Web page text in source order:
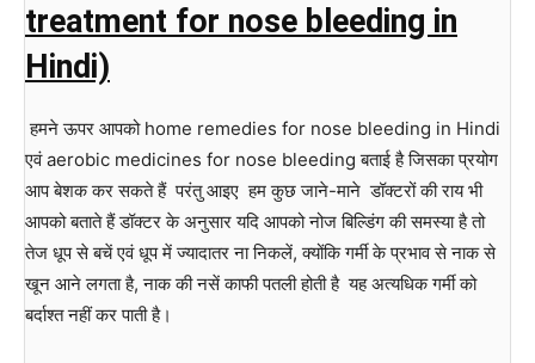
treatment for nose bleeding in
Hindi)
हमने ऊपर आपको home remedies for nose bleeding in Hindi
एवं aerobic medicines for nose bleeding बताई है जिसका प्रयोग
आप बेशक कर सकते हैं परंतु आइए हम कुछ जाने-माने डॉक्टरों की राय भी
आपको बताते हैं डॉक्टर के अनुसार यदि आपको नोज बिल्डिंग की समस्या है तो
तेज धूप से बचें एवं धूप में ज्यादातर ना निकलें, क्योंकि गर्मी के प्रभाव से नाक से
खून आने लगता है, नाक की नसें काफी पतली होती है यह अत्यधिक गर्मी को
बर्दाश्त नहीं कर पाती है।